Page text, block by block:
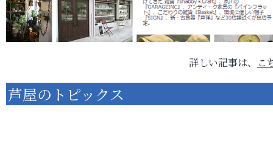
詳しい記事は、 こ
芦屋のトピックス